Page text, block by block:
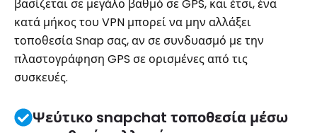
βασίζεται σε μεγάλο βαθμό σε GPS, και έτσι, ένα
κατά μήκος του VPN μπορεί να μην αλλάξει
τοποθεσία Snap σας, αν σε συνδυασμό με την
πλαστογράφηση GPS σε ορισμένες από τις
συσκευές.
Ψεύτικο snapchat τοποθεσία μέσω